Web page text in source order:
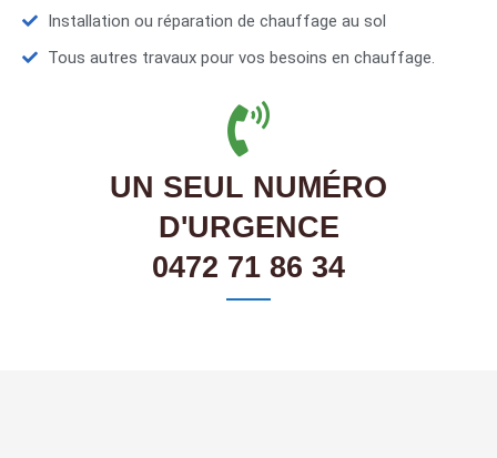
Installation ou réparation de chauffage au sol
Tous autres travaux pour vos besoins en chauffage.
UN SEUL NUMÉRO
D'URGENCE
0472 71 86 34